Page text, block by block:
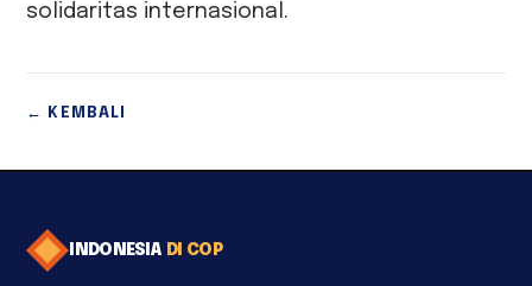
solidaritas internasional.
← KEMBALI
INDONESIA DI COP